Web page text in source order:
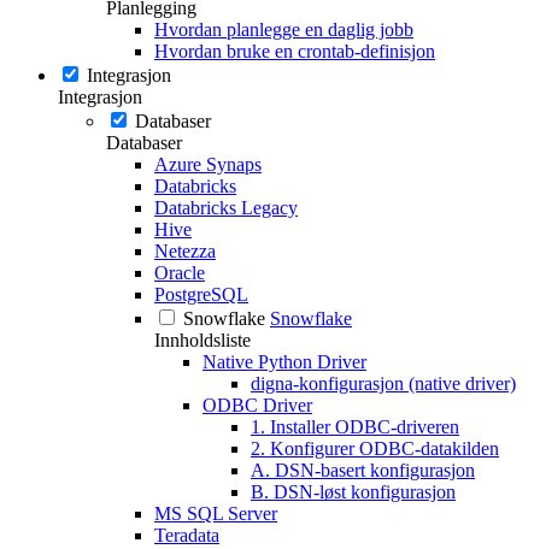
Planlegging
Hvordan planlegge en daglig jobb
Hvordan bruke en crontab-definisjon
Integrasjon
Integrasjon
Databaser
Databaser
Azure Synaps
Databricks
Databricks Legacy
Hive
Netezza
Oracle
PostgreSQL
Snowflake Snowflake
Innholdsliste
Native Python Driver
digna-konfigurasjon (native driver)
ODBC Driver
1. Installer ODBC-driveren
2. Konfigurer ODBC-datakilden
A. DSN-basert konfigurasjon
B. DSN-løst konfigurasjon
MS SQL Server
Teradata